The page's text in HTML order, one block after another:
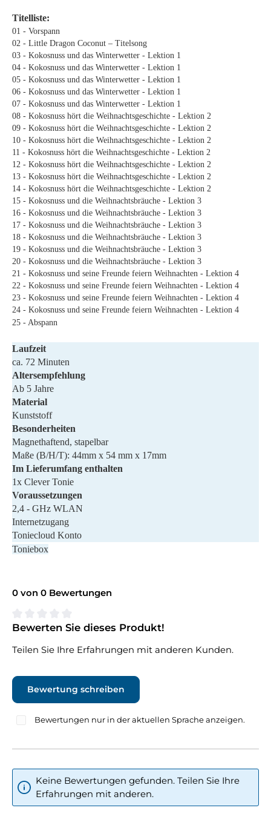
Titelliste:
01 - Vorspann
02 - Little Dragon Coconut – Titelsong
03 - Kokosnuss und das Winterwetter - Lektion 1
04 - Kokosnuss und das Winterwetter - Lektion 1
05 - Kokosnuss und das Winterwetter - Lektion 1
06 - Kokosnuss und das Winterwetter - Lektion 1
07 - Kokosnuss und das Winterwetter - Lektion 1
08 - Kokosnuss hört die Weihnachtsgeschichte - Lektion 2
09 - Kokosnuss hört die Weihnachtsgeschichte - Lektion 2
10 - Kokosnuss hört die Weihnachtsgeschichte - Lektion 2
11 - Kokosnuss hört die Weihnachtsgeschichte - Lektion 2
12 - Kokosnuss hört die Weihnachtsgeschichte - Lektion 2
13 - Kokosnuss hört die Weihnachtsgeschichte - Lektion 2
14 - Kokosnuss hört die Weihnachtsgeschichte - Lektion 2
15 - Kokosnuss und die Weihnachtsbräuche - Lektion 3
16 - Kokosnuss und die Weihnachtsbräuche - Lektion 3
17 - Kokosnuss und die Weihnachtsbräuche - Lektion 3
18 - Kokosnuss und die Weihnachtsbräuche - Lektion 3
19 - Kokosnuss und die Weihnachtsbräuche - Lektion 3
20 - Kokosnuss und die Weihnachtsbräuche - Lektion 3
21 - Kokosnuss und seine Freunde feiern Weihnachten - Lektion 4
22 - Kokosnuss und seine Freunde feiern Weihnachten - Lektion 4
23 - Kokosnuss und seine Freunde feiern Weihnachten - Lektion 4
24 - Kokosnuss und seine Freunde feiern Weihnachten - Lektion 4
25 - Abspann
Laufzeit
ca. 72 Minuten
Altersempfehlung
Ab 5 Jahre
Material
Kunststoff
Besonderheiten
Magnethaftend, stapelbar
Maße (B/H/T): 44mm x 54 mm x 17mm
Im Lieferumfang enthalten
1x Clever Tonie
Voraussetzungen
2,4 - GHz WLAN
Internetzugang
Toniecloud Konto
Toniebox
0 von 0 Bewertungen
Durchschnittliche Bewertung von 0 von 5 Sternen
Bewerten Sie dieses Produkt!
Teilen Sie Ihre Erfahrungen mit anderen Kunden.
Bewertung schreiben
Bewertungen nur in der aktuellen Sprache anzeigen.
Keine Bewertungen gefunden. Teilen Sie Ihre
Erfahrungen mit anderen.